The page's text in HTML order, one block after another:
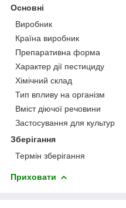
Основні
Виробник
Країна виробник
Препаративна форма
Характер дії пестициду
Хімічний склад
Тип впливу на організм
Вміст діючої речовини
Застосування для культур
Зберігання
Термін зберігання
Приховати